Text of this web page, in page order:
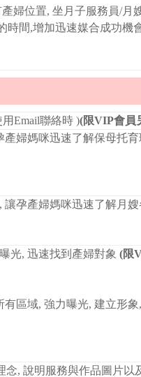
婦位置, 坐月子服務員/月
時間,增加迅速媒合成功機
Email聯絡時 )(限VIP會員
婦媽咪迅速了解保母托
孕產婦媽咪迅速了解月
光, 迅速找到產婦對象 (限
區域, 強力曝光, 建立形
念, 說明服務與作品圖片以